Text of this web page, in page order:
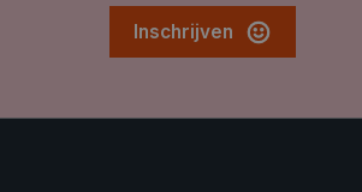
Inschrijven